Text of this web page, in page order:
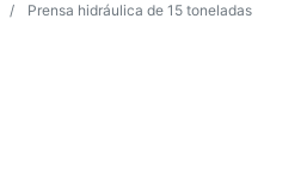
Prensa hidráulica de 15 toneladas